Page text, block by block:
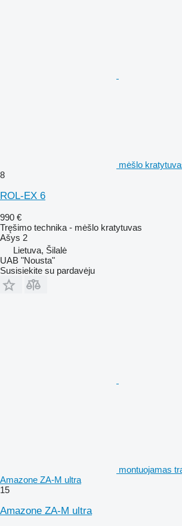
mėšlo
8
ROL-EX 6
990 €
Tręšimo technika - mėšlo kratytuvas
Ašys 2
Lietuva, Šilalė
UAB "Nousta"
Susisiekite su pardavėju
montuojamas
Amazone ZA-M ultra
15
Amazone ZA-M ultra